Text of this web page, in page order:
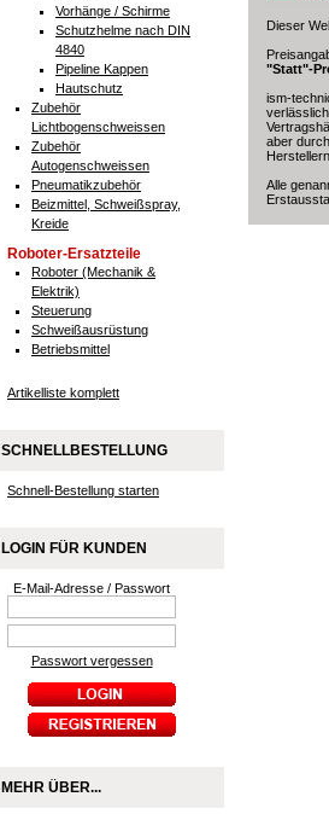
Vorhänge / Schirme
Schutzhelme nach DIN
4840
Pipeline Kappen
Hautschutz
Zubehör
Lichtbogenschweissen
Zubehör
Autogenschweissen
Pneumatikzubehör
Beizmittel, Schweißspray,
Kreide
Roboter-Ersatzteile
Roboter (Mechanik &
Elektrik)
Steuerung
Schweißausrüstung
Betriebsmittel
Artikelliste komplett
SCHNELLBESTELLUNG
Schnell-Bestellung starten
LOGIN FÜR KUNDEN
E-Mail-Adresse / Passwort
Passwort vergessen
MEHR ÜBER...
Dieser
"Statt"-
ism-
aber
Alle